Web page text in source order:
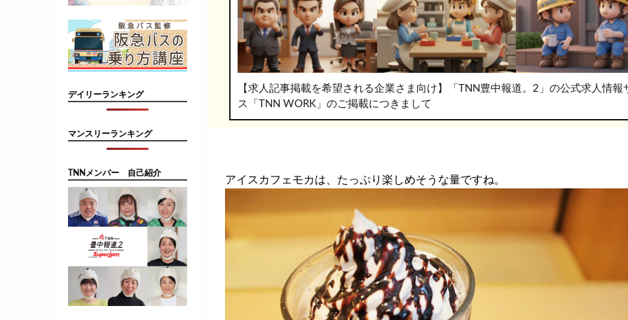
【求人記事掲載を希望される企業さま向け】「TNN豊中報道。2」の公式求人情報
ス「TNN WORK」のご掲載につきまして
アイスカフェモカは、たっぷり楽しめそうな量ですね。
デイリーランキング
マンスリーランキング
TNNメンバー 自己紹介